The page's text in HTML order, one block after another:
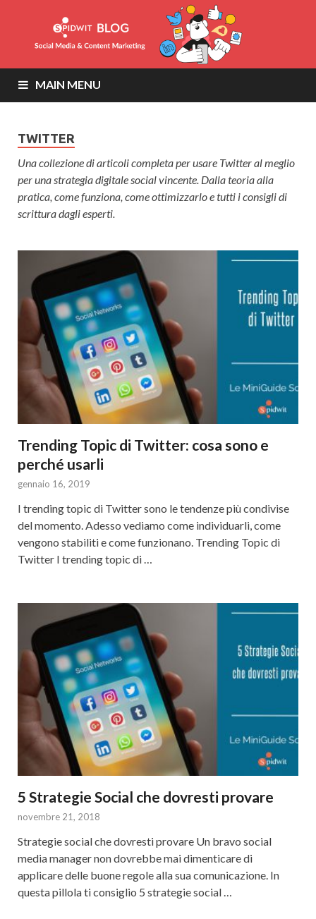
MAIN MENU
TWITTER
Una collezione di articoli completa per usare Twitter al meglio
per una strategia digitale social vincente. Dalla teoria alla
pratica, come funziona, come ottimizzarlo e tutti i consigli di
scrittura dagli esperti.
Trending Topic di Twitter: cosa sono e
perché usarli
gennaio 16, 2019
I trending topic di Twitter sono le tendenze più condivise
del momento. Adesso vediamo come individuarli, come
vengono stabiliti e come funzionano. Trending Topic di
Twitter I trending topic di …
5 Strategie Social che dovresti provare
novembre 21, 2018
Strategie social che dovresti provare Un bravo social
media manager non dovrebbe mai dimenticare di
applicare delle buone regole alla sua comunicazione. In
questa pillola ti consiglio 5 strategie social …